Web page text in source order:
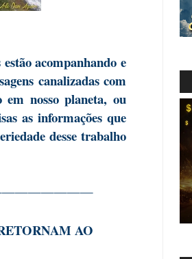
acompanhando e
canalizadas com
nosso planeta, ou
as informações que
desse trabalho
AO